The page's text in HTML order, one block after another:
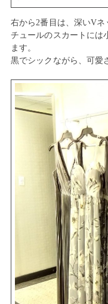
右から2番目は、深いV
チュールのスカートには
ます。
黒でシックながら、可愛